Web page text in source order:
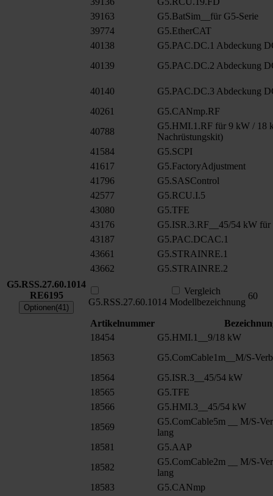
39163
G5.BatSim__für G5-Serie
39774
G5.EtherCAT
40138
G5.PAC.DC.1 Abdeckung
40139
G5.PAC.DC.2 Abdeckung
40140
G5.PAC.DC.3 Abdeckung
40261
G5.CANmp.RF
40788
G5.HMI.1.RF für 9 kW / 18
Nachrüstungskit)
41584
G5.SCPI
41617
G5.FactoryAdjustment
41796
G5.SASControl
42577
G5.RCU.I.5
43080
G5.TFE
43176
G5.ISR.3.RF__45/54 kW für
43187
G5.PAC.DCAC.1
43661
G5.STRAINRE.1
43662
G5.STRAINRE.2
G5.RSS.27.60.1014
RE6195
Optionen(41)
G5.RSS.27.60.1014
Vergleich
Modellbezeichnung
60
Artikelnummer
18454
G5.HMI.1__9/18 kW
18563
G5.ComCable1m__M/S-
18564
G5.ISR.3__45/54 kW
18565
G5.TFE
18566
G5.HMI.3__45/54 kW
18569
G5.ComCable5m __ M/S-
lang
18581
G5.AAP
18582
G5.ComCable2m __ M/S-
lang
18583
G5.CANmp